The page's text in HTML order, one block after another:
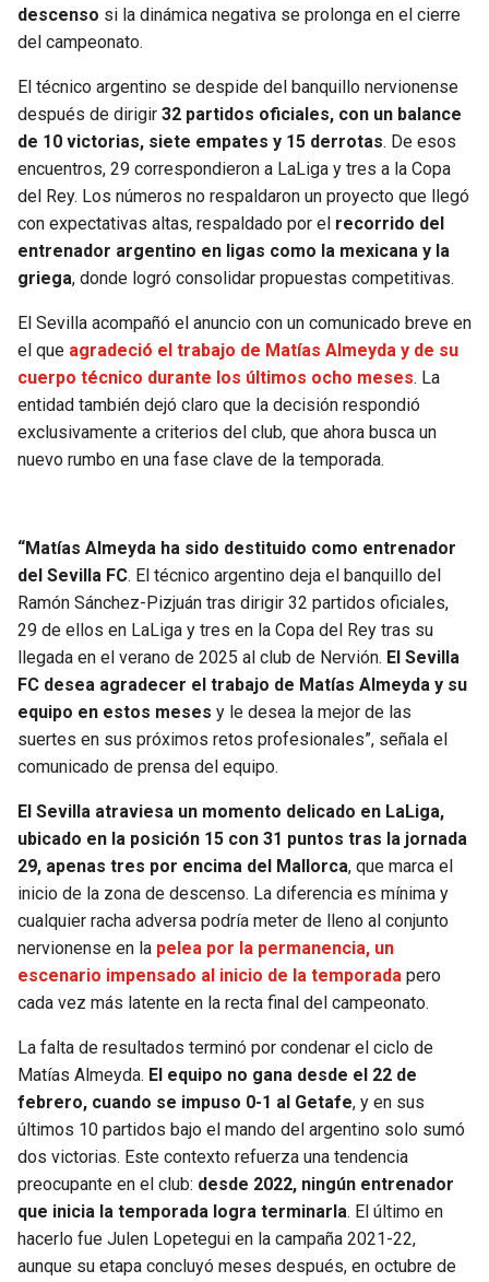
BEARS
LIONS
PACKERS
VIKINGS
FALCONS
BUCCANEERS
SPURS
NUGGETS
TIMBERWOLVES
THUNDER
TRAIL BLAZERS
descenso si la dinámica negativa se prolonga en el cierre
del campeonato.
El técnico argentino se despide del banquillo nervionense
después de dirigir 32 partidos oficiales, con un balance
de 10 victorias, siete empates y 15 derrotas. De esos
encuentros, 29 correspondieron a LaLiga y tres a la Copa
del Rey. Los números no respaldaron un proyecto que llegó
con expectativas altas, respaldado por el recorrido del
entrenador argentino en ligas como la mexicana y la
griega, donde logró consolidar propuestas competitivas.
El Sevilla acompañó el anuncio con un comunicado breve en
el que agradeció el trabajo de Matías Almeyda y de su
cuerpo técnico durante los últimos ocho meses. La
entidad también dejó claro que la decisión respondió
exclusivamente a criterios del club, que ahora busca un
nuevo rumbo en una fase clave de la temporada.
“Matías Almeyda ha sido destituido como entrenador
del Sevilla FC. El técnico argentino deja el banquillo del
Ramón Sánchez-Pizjuán tras dirigir 32 partidos oficiales,
29 de ellos en LaLiga y tres en la Copa del Rey tras su
llegada en el verano de 2025 al club de Nervión. El Sevilla
FC desea agradecer el trabajo de Matías Almeyda y su
equipo en estos meses y le desea la mejor de las
suertes en sus próximos retos profesionales”, señala el
comunicado de prensa del equipo.
El Sevilla atraviesa un momento delicado en LaLiga,
ubicado en la posición 15 con 31 puntos tras la jornada
29, apenas tres por encima del Mallorca, que marca el
inicio de la zona de descenso. La diferencia es mínima y
cualquier racha adversa podría meter de lleno al conjunto
nervionense en la pelea por la permanencia, un
escenario impensado al inicio de la temporada pero
cada vez más latente en la recta final del campeonato.
La falta de resultados terminó por condenar el ciclo de
Matías Almeyda. El equipo no gana desde el 22 de
febrero, cuando se impuso 0-1 al Getafe, y en sus
últimos 10 partidos bajo el mando del argentino solo sumó
dos victorias. Este contexto refuerza una tendencia
preocupante en el club: desde 2022, ningún entrenador
que inicia la temporada logra terminarla. El último en
hacerlo fue Julen Lopetegui en la campaña 2021-22,
aunque su etapa concluyó meses después, en octubre de